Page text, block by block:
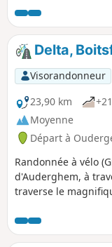
du GR®579 pour
Delta,
Visorandonneur
23,90 km
Moyenne
Départ à
Randonnée à vélo
d'Auderghem, à
traverse le
rejoint le site du
Soignes.